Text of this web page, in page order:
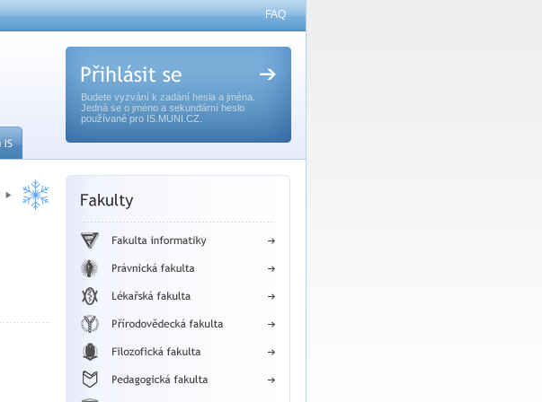
FAQ
Budete vyzvání k zadání hesla a jména.
Jedná se o jméno a sekundární heslo
používané pro IS.MUNI.CZ.